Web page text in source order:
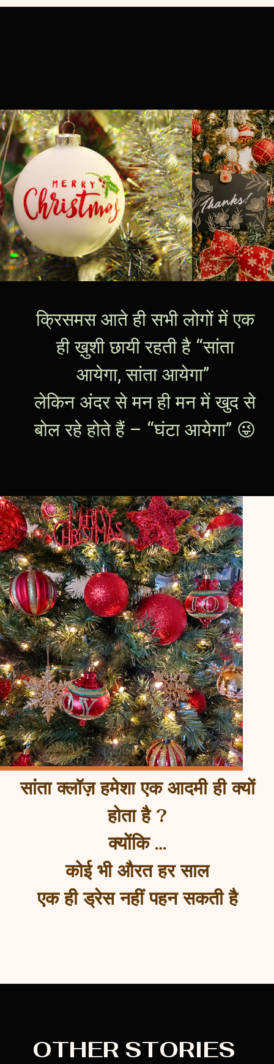
क्रिसमस आते ही सभी लोगों में एक
ही ख़ुशी छायी रहती है “सांता
आयेगा, सांता आयेगा”
लेकिन अंदर से मन ही मन में खुद से
बोल रहे होते हैं – “घंटा आयेगा” 😜
सांता क्लॉज़ हमेशा एक आदमी ही क्यों
होता है ?
क्योंकि …
कोई भी औरत हर साल
एक ही ड्रेस नहीं पहन सकती है
OTHER STORIES